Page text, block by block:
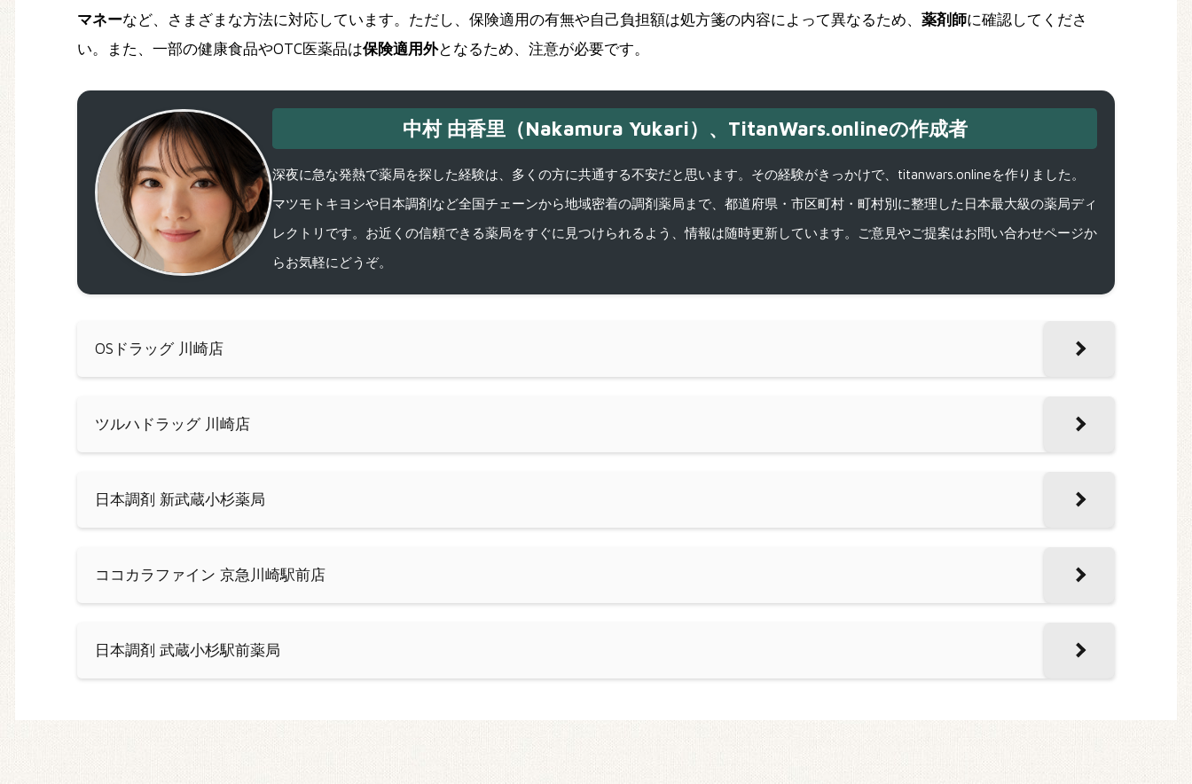
マネーなど、さまざまな方法に対応しています。ただし、保険適用の有無や自己負担額は処方箋の内容によって異なるため、 薬剤師に確認してくださ
い。また、一部の健康食品やOTC医薬品は保険適用外となるため、注意が必要です。
中村 由香里（Nakamura Yukari）、TitanWars.onlineの作成者
深夜に急な発熱で薬局を探した経験は、多くの方に共通する不安だと思います。その経験がきっかけで、titanwars.onlineを作りました。
マツモトキヨシや日本調剤など全国チェーンから地域密着の調剤薬局まで、都道府県・市区町村・町村別に整理した日本最大級の薬局ディ
レクトリです。お近くの信頼できる薬局をすぐに見つけられるよう、情報は随時更新しています。ご意見やご提案はお問い合わせページか
らお気軽にどうぞ。
OSドラッグ 川崎店
ツルハドラッグ 川崎店
日本調剤 新武蔵小杉薬局
ココカラファイン 京急川崎駅前店
日本調剤 武蔵小杉駅前薬局